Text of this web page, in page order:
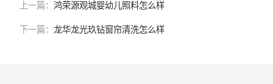
上一篇： 鸿荣源观城婴幼儿照料怎么样
下一篇： 龙华龙光玖钻窗帘清洗怎么样